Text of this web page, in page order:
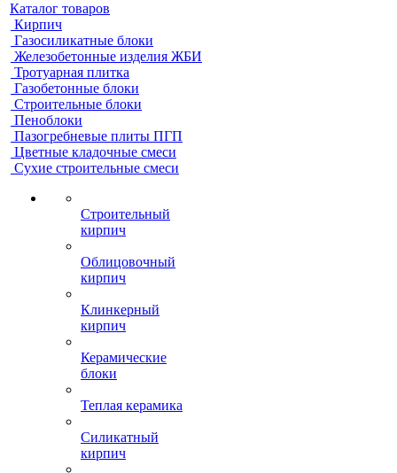
Каталог товаров
Кирпич
Газосиликатные блоки
Железобетонные изделия ЖБИ
Тротуарная плитка
Газобетонные блоки
Строительные блоки
Пеноблоки
Пазогребневые плиты ПГП
Цветные кладочные смеси
Сухие строительные смеси
Строительный
кирпич
Облицовочный
кирпич
Клинкерный
кирпич
Керамические
блоки
Теплая керамика
Силикатный
кирпич